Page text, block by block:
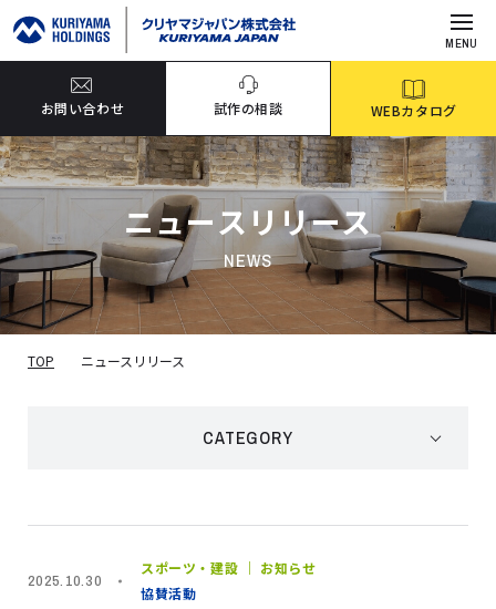
MENU
お問い合わせ 試作の相談 WEBカタログ
ニュースリリース
NEWS
TOP ニュースリリース
CATEGORY
2025.10.30
スポーツ・建設 ｜ お知らせ
協賛活動